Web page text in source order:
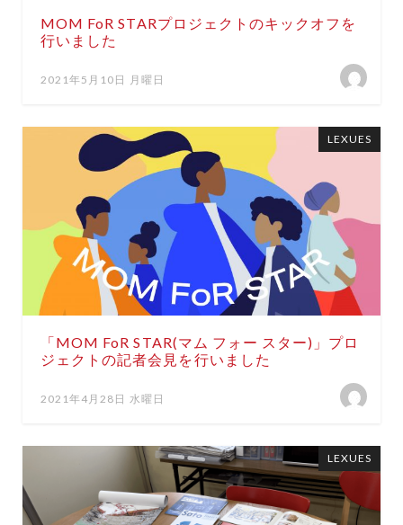
MOM FoR STARプロジェクトのキックオフを
行いました
2021年5月10日 月曜日
「MOM FoR STAR(マム フォー スター)」プロ
ジェクトの記者会見を行いました
2021年4月28日 水曜日
LEXUES
LEXUES